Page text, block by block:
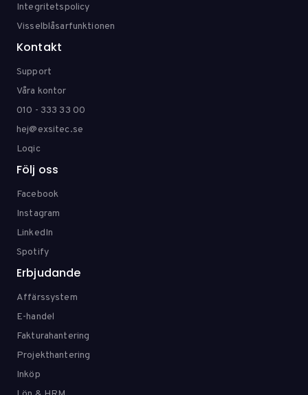
Integritetspolicy
Visselblåsarfunktionen
Kontakt
Support
Våra kontor
010 - 333 33 00
hej@exsitec.se
Loqic
Följ oss
Facebook
Instagram
LinkedIn
Spotify
Erbjudande
Affärssystem
E-handel
Fakturahantering
Projekthantering
Inköp